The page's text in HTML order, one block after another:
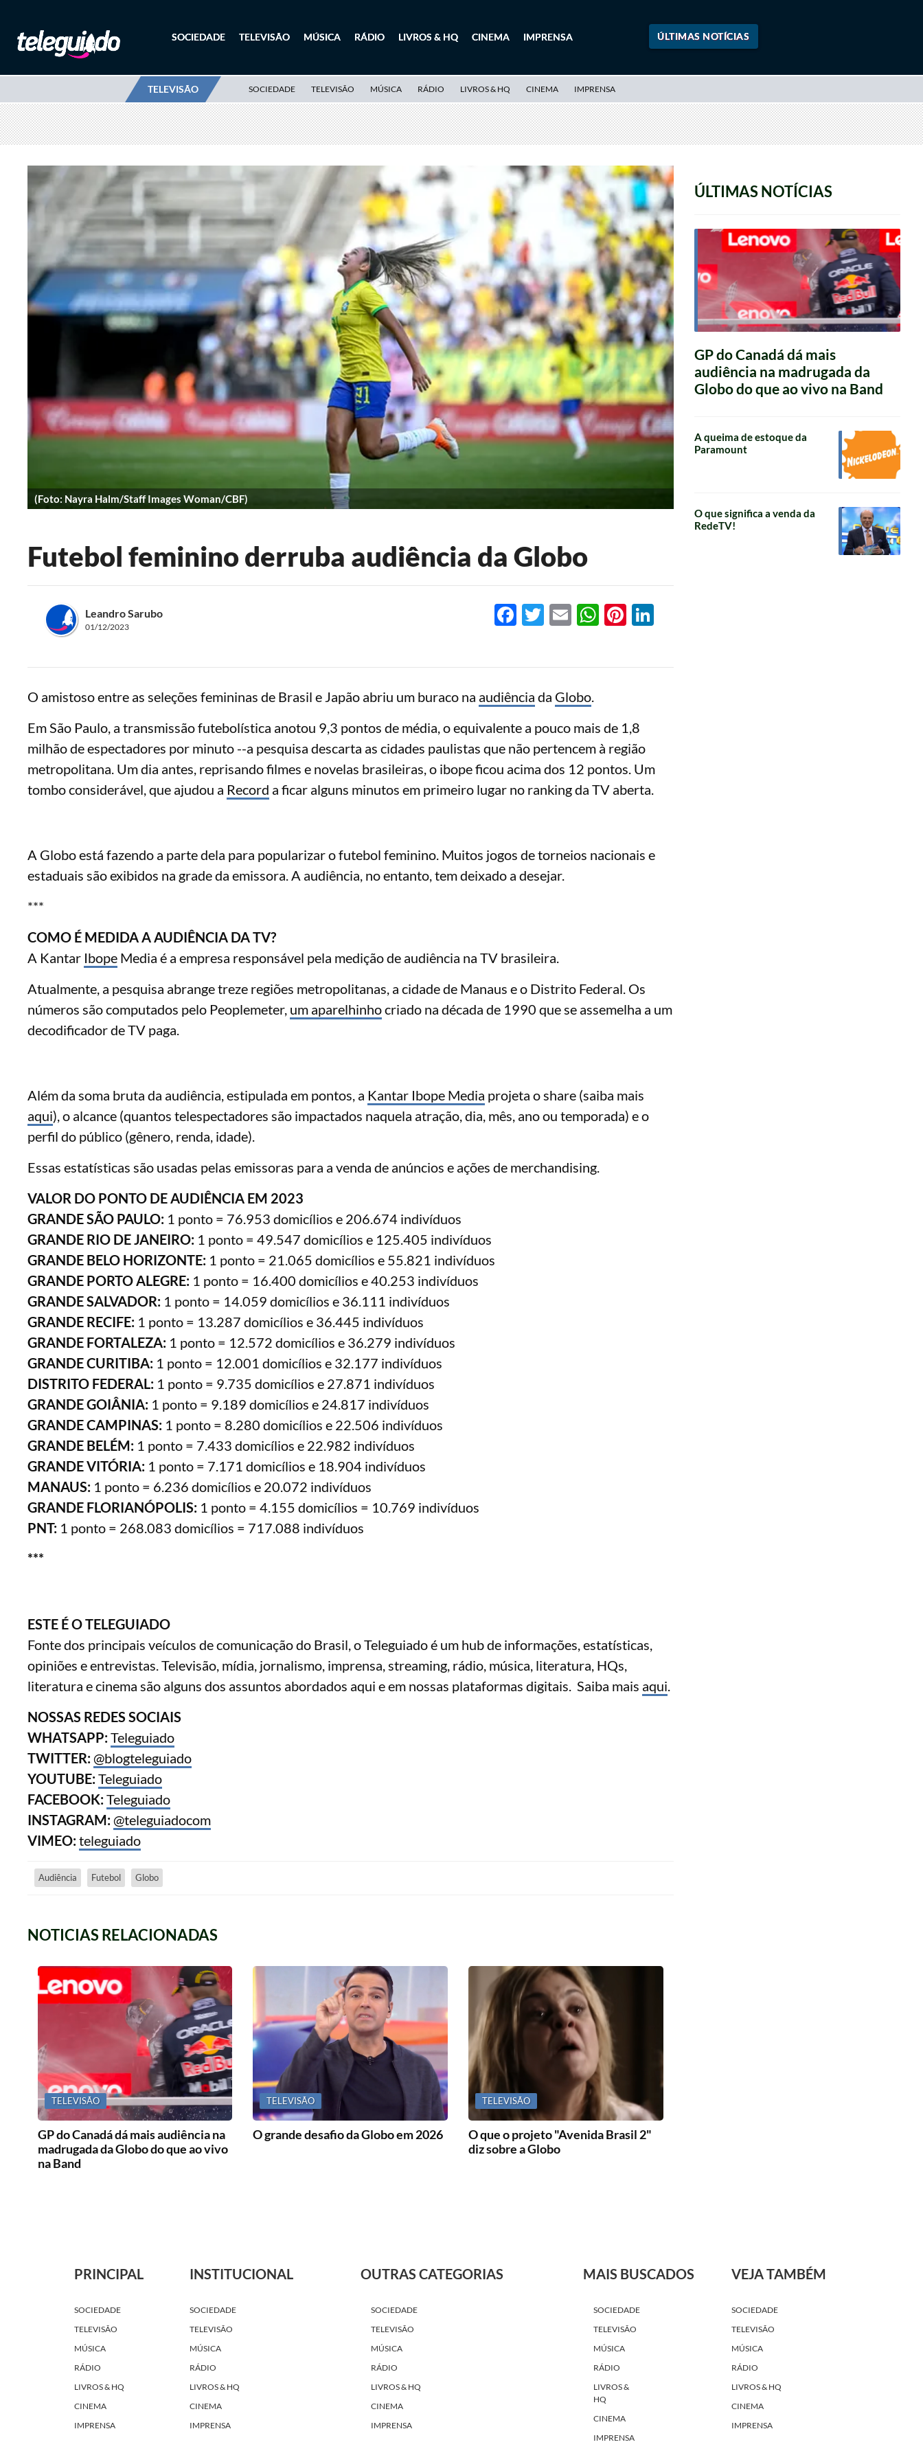
ÚLTIMAS NOTÍCIAS
SOCIEDADE TELEVISÃO MÚSICA RÁDIO LIVROS & HQ CINEMA IMPRENSA
TELEVISÃO SOCIEDADE TELEVISÃO MÚSICA RÁDIO LIVROS & HQ CINEMA IMPRENSA
(Foto: Nayra Halm/Staff Images Woman/CBF)
Futebol feminino derruba audiência da Globo
Leandro Sarubo
01/12/2023 Facebook
Twitter
EmailWhatsApp
Pinterest
LinkedIn
O amistoso entre as seleções femininas de Brasil e Japão abriu um buraco na audiência da Globo.
Em São Paulo, a transmissão futebolística anotou 9,3 pontos de média, o equivalente a pouco mais de 1,8
milhão de espectadores por minuto --a pesquisa descarta as cidades paulistas que não pertencem à região
metropolitana. Um dia antes, reprisando filmes e novelas brasileiras, o ibope ficou acima dos 12 pontos. Um
tombo considerável, que ajudou a Record a ficar alguns minutos em primeiro lugar no ranking da TV aberta.
A Globo está fazendo a parte dela para popularizar o futebol feminino. Muitos jogos de torneios nacionais e
estaduais são exibidos na grade da emissora. A audiência, no entanto, tem deixado a desejar.
***
COMO É MEDIDA A AUDIÊNCIA DA TV?
A Kantar IbopeMedia é a empresa responsável pela medição de audiência na TV brasileira.
Atualmente, a pesquisa abrange treze regiões metropolitanas, a cidade de Manaus e o Distrito Federal. Os
números são computados pelo Peoplemeter, um aparelhinhocriado na década de 1990 que se assemelha a um
decodificador de TV paga.
Além da soma bruta da audiência, estipulada em pontos, a Kantar Ibope Media projeta o share (saiba mais
aqui), o alcance (quantos telespectadores são impactados naquela atração, dia, mês, ano ou temporada) e o
perfil do público (gênero, renda, idade).
Essas estatísticas são usadas pelas emissoras para a venda de anúncios e ações de merchandising.
VALOR DO PONTO DE AUDIÊNCIA EM 2023
GRANDE SÃO PAULO:1 ponto = 76.953 domicílios e 206.674 indivíduos
GRANDE RIO DE JANEIRO:1 ponto = 49.547 domicílios e 125.405 indivíduos
GRANDE BELO HORIZONTE:1 ponto = 21.065 domicílios e 55.821 indivíduos
GRANDE PORTO ALEGRE:1 ponto = 16.400 domicílios e 40.253 indivíduos
GRANDE SALVADOR:1 ponto = 14.059 domicílios e 36.111 indivíduos
GRANDE RECIFE:1 ponto = 13.287 domicílios e 36.445 indivíduos
GRANDE FORTALEZA:1 ponto = 12.572 domicílios e 36.279 indivíduos
GRANDE CURITIBA:1 ponto = 12.001 domicílios e 32.177 indivíduos
DISTRITO FEDERAL:1 ponto = 9.735 domicílios e 27.871 indivíduos
GRANDE GOIÂNIA:1 ponto = 9.189 domicílios e 24.817 indivíduos
GRANDE CAMPINAS:1 ponto = 8.280 domicílios e 22.506 indivíduos
GRANDE BELÉM:1 ponto = 7.433 domicílios e 22.982 indivíduos
GRANDE VITÓRIA:1 ponto = 7.171 domicílios e 18.904 indivíduos
MANAUS:1 ponto = 6.236 domicílios e 20.072 indivíduos
GRANDE FLORIANÓPOLIS:1 ponto = 4.155 domicílios = 10.769 indivíduos
PNT:1 ponto = 268.083 domicílios = 717.088 indivíduos
***
ESTE É O TELEGUIADO
Fonte dos principais veículos de comunicação do Brasil, o Teleguiado é um hub de informações, estatísticas,
opiniões e entrevistas. Televisão, mídia, jornalismo, imprensa, streaming, rádio, música, literatura, HQs,
literatura e cinema são alguns dos assuntos abordados aqui e em nossas plataformas digitais. Saiba mais aqui
NOSSAS REDES SOCIAIS
WHATSAPP:Teleguiado
TWITTER:@blogteleguiado
YOUTUBE:Teleguiado
FACEBOOK:Teleguiado
INSTAGRAM:@teleguiadocom
VIMEO:teleguiado
Audiência Futebol Globo
NOTICIAS RELACIONADAS
TELEVISÃO
GP do Canadá dá mais audiência na
madrugada da Globo do que ao vivo
na Band
TELEVISÃO
O grande desafio da Globo em 2026
TELEVISÃO
O que o projeto "Avenida Brasil 2"
diz sobre a Globo
ÚLTIMAS NOTÍCIAS
GP do Canadá dá mais
audiência na madrugada da
Globo do que ao vivo na Band
A queima de estoque da
Paramount
O que significa a venda da
RedeTV!
PRINCIPAL
SOCIEDADE
TELEVISÃO
MÚSICA
RÁDIO
LIVROS & HQ
CINEMA
IMPRENSA
INSTITUCIONAL
SOCIEDADE
TELEVISÃO
MÚSICA
RÁDIO
LIVROS & HQ
CINEMA
IMPRENSA
OUTRAS CATEGORIAS
SOCIEDADE
TELEVISÃO
MÚSICA
RÁDIO
LIVROS & HQ
CINEMA
IMPRENSA
MAIS BUSCADOS
SOCIEDADE
TELEVISÃO
MÚSICA
RÁDIO
LIVROS &
HQ
CINEMA
IMPRENSA
VEJA TAMBÉM
SOCIEDADE
TELEVISÃO
MÚSICA
RÁDIO
LIVROS & HQ
CINEMA
IMPRENSA